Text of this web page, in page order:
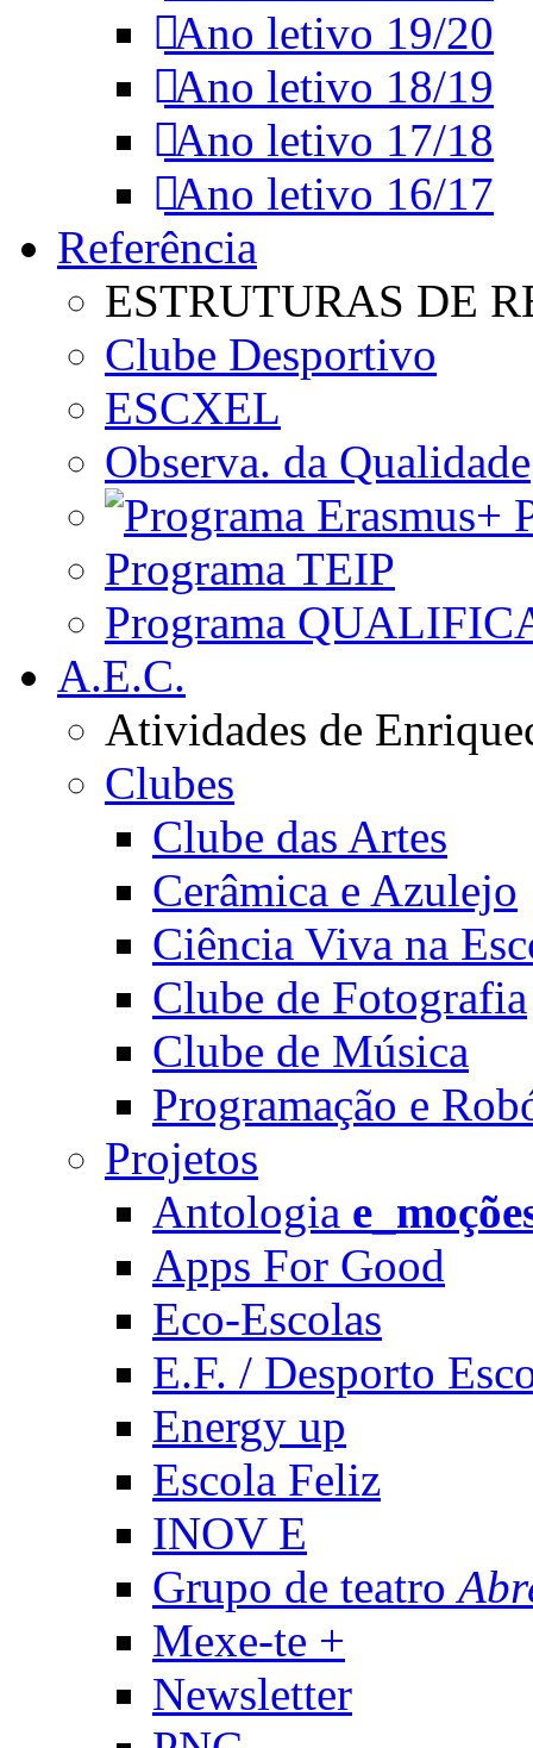
Ano letivo 19/20
Ano letivo 18/19
Ano letivo 17/18
Ano letivo 16/17
Referência
ESTRUTURAS DE
Clube Desportivo
ESCXEL
Observa. da Qualidade
Programa TEIP
Programa
A.E.C.
Atividades de
Clubes
Clube das Artes
Cerâmica e Azulejo
Ciência Viva na
Clube de Fotografia
Clube de Música
Programação e
Projetos
Antologia
Apps For Good
Eco-Escolas
E.F. / Desporto
Energy up
Escola Feliz
INOV E
Grupo de teatro
Mexe-te +
Newsletter